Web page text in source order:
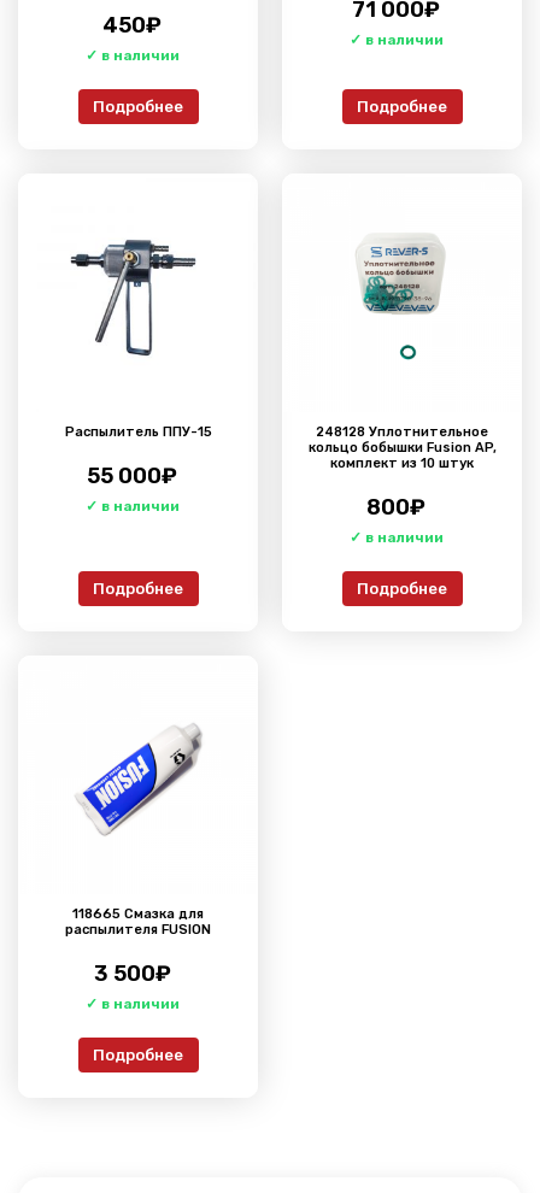
450₽
Подробнее
71 000₽
Подробнее
Распылитель ППУ-15
55 000₽
Подробнее
248128 Уплотнительное
кольцо бобышки Fusion AP,
комплект из 10 штук
800₽
Подробнее
118665 Смазка для
распылителя FUSION
3 500₽
Подробнее